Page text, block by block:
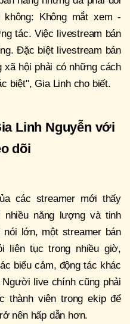
Không mắt xem -
tác. Việc livestream bán
Đặc biệt livestream bán
xã hội phải có những cách
biệt", Gia Linh cho biết.
Linh Nguyễn với
dõi
các streamer mới thấy
năng lượng và tinh
nói lớn, một streamer bán
liên tục trong nhiều giờ,
biểu cảm, động tác khác
live chính cũng phải
thành viên trong ekip để
nên hấp dẫn hơn.